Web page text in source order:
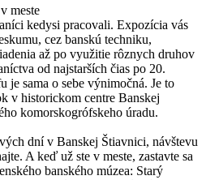
meste
kedysi pracovali. Expozícia vás
cez banskú techniku,
až po využitie rôznych druhov
od najstarších čias po 20.
je sama o sebe výnimočná. Je to
v historickom centre Banskej
komorskogrófskeho úradu.
dní v Banskej Štiavnici, návštevu
A keď už ste v meste, zastavte sa
banského múzea: Starý